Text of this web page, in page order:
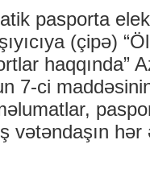
pasporta
(çipə)
haqqında”
7-ci
vətəndaşın